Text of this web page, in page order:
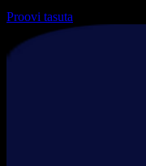
Proovi tasuta